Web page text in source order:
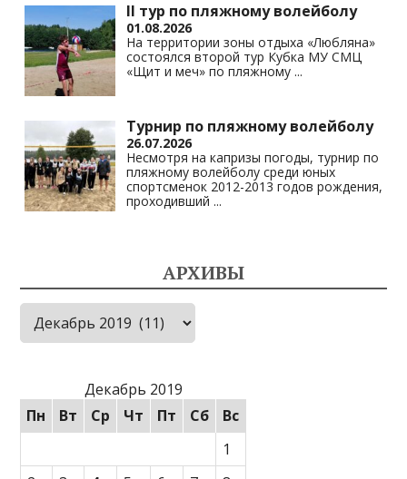
II тур по пляжному волейболу
01.08.2026
На территории зоны отдыха «Любляна»
состоялся второй тур Кубка МУ СМЦ
«Щит и меч» по пляжному ...
Турнир по пляжному волейболу
26.07.2026
Несмотря на капризы погоды, турнир по
пляжному волейболу среди юных
спортсменок 2012-2013 годов рождения,
проходивший ...
АРХИВЫ
Архивы
Декабрь 2019
Пн
Вт Ср Чт Пт Сб
Вс
1